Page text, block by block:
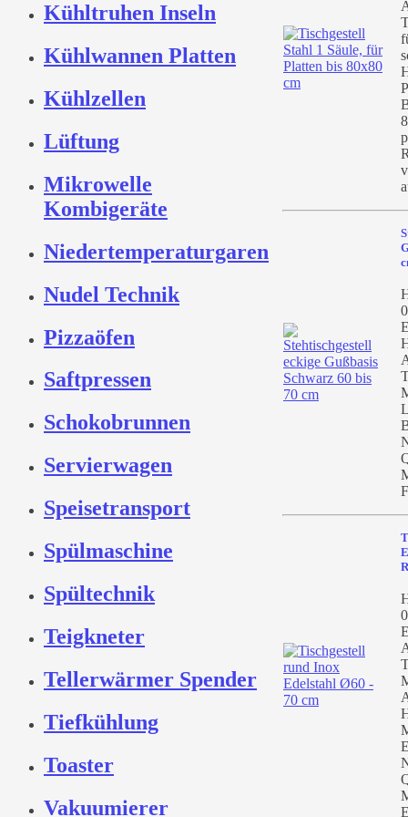
Kühltruhen Inseln
Kühlwannen Platten
Kühlzellen
Lüftung
Mikrowelle
Kombigeräte
Niedertemperaturgaren
Nudel Technik
Pizzaöfen
Saftpressen
Schokobrunnen
Servierwagen
Speisetransport
Spülmaschine
Spültechnik
Teigkneter
Tellerwärmer Spender
Tiefkühlung
Toaster
Vakuumierer